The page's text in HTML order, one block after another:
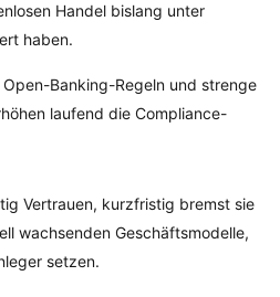
Handel bislang unter
haben.
Open-Banking-Regeln und strenge
laufend die Compliance-
Vertrauen, kurzfristig bremst sie
wachsenden Geschäftsmodelle,
setzen.